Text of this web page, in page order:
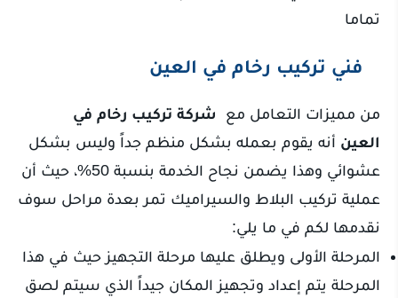
تماما
فني تركيب رخام في العين
من مميزات التعامل مع شركة تركيب رخام في
العين أنه يقوم بعمله بشكل منظم جداً وليس بشكل
عشوائي وهذا يضمن نجاح الخدمة بنسبة 50%، حيث أن
عملية تركيب البلاط والسيراميك تمر بعدة مراحل سوف
نقدمها لكم في ما يلي:
المرحلة الأولى ويطلق عليها مرحلة التجهيز حيث في هذا
المرحلة يتم إعداد وتجهيز المكان جيداً الذي سيتم لصق